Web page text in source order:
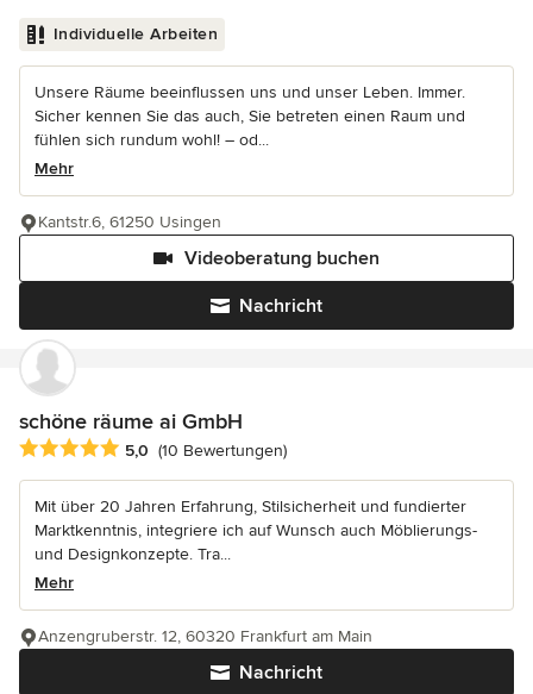
Individuelle Arbeiten
Unsere Räume beeinflussen uns und unser Leben. Immer.
Sicher kennen Sie das auch, Sie betreten einen Raum und
fühlen sich rundum wohl! – od...
Mehr
Nachricht
Videoberatung buchen
Kantstr.6, 61250 Usingen
schöne räume ai GmbH
Durchschnittliche Bewertung: 5 von 5 Sternen
5,0 (10 Bewertungen)
Mit über 20 Jahren Erfahrung, Stilsicherheit und fundierter
Marktkenntnis, integriere ich auf Wunsch auch Möblierungs-
und Designkonzepte. Tra...
Mehr
Nachricht
Anzengruberstr. 12, 60320 Frankfurt am Main